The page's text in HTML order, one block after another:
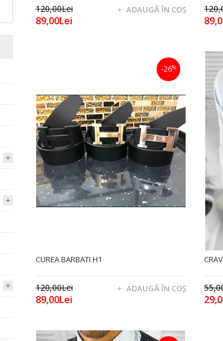
120,00Lei
89,00Lei
ADAUGĂ ÎN COŞ
-26%
CUREA BARBATI H1
120,00Lei
89,00Lei
ADAUGĂ ÎN COŞ